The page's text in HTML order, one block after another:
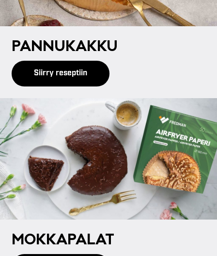
PAN­NU­KAK­KU
Siirry reseptiin
MOK­KA­PA­LAT